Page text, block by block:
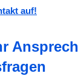
auf!